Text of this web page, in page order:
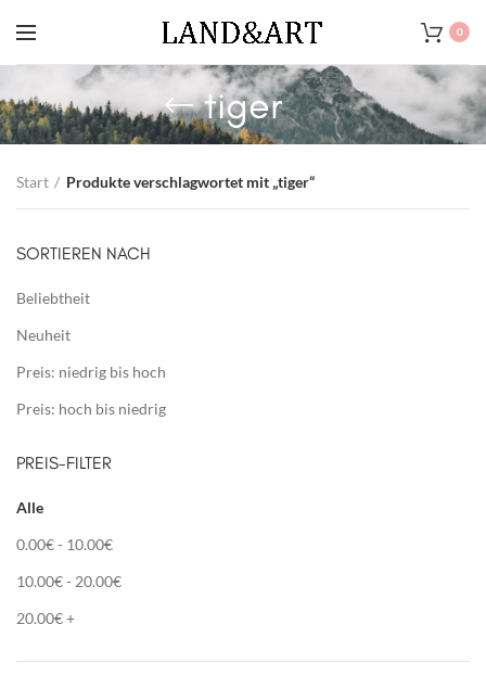
0
tiger
Start Produkte verschlagwortet mit „tiger“
SORTIEREN NACH
Beliebtheit
Neuheit
Preis: niedrig bis hoch
Preis: hoch bis niedrig
PREIS-FILTER
Alle
0.00€- 10.00€
10.00€- 20.00€
20.00€+